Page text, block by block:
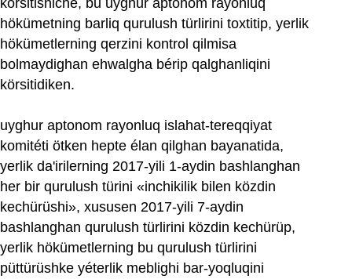
hökümetning barliq qurulush türlirini toxtitip, yerlik
hökümetlerning qerzini kontrol qilmisa
bolmaydighan ehwalgha bérip qalghanliqini
körsitidiken.
uyghur aptonom rayonluq islahat-tereqqiyat
komitéti ötken hepte élan qilghan bayanatida,
yerlik da'irilerning 2017‏-yili 1‏-aydin bashlanghan
her bir qurulush türini «inchikilik bilen közdin
kechürüshi», xususen 2017‏-yili 7‏-aydin
bashlanghan qurulush türlirini közdin kechürüp,
yerlik hökümetlerning bu qurulush türlirini
püttürüshke yéterlik meblighi bar-yoqluqini